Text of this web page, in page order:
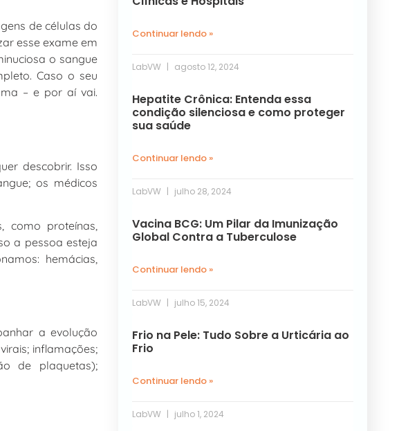
de células do
esse exame em
o sangue
Caso o seu
– e por aí vai.
descobrir. Isso
os médicos
como proteínas,
a pessoa esteja
hemácias,
a evolução
inflamações;
de plaquetas);
Continuar lendo »
LabVW agosto 12, 2024
Hepatite Crônica: Entenda essa
condição silenciosa e como proteger
sua saúde
Continuar lendo »
LabVW julho 28, 2024
Vacina BCG: Um Pilar da Imunização
Global Contra a Tuberculose
Continuar lendo »
LabVW julho 15, 2024
Frio na Pele: Tudo Sobre a Urticária ao
Frio
Continuar lendo »
LabVW julho 1, 2024